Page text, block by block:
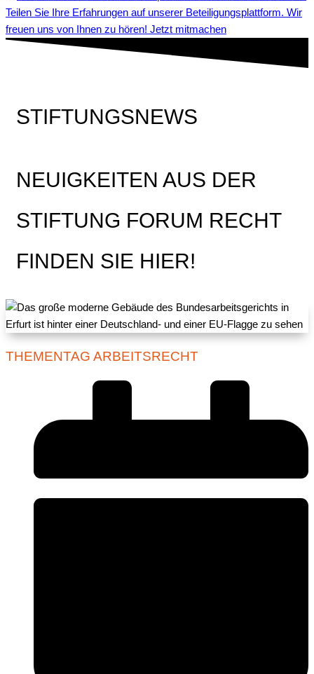
Teilen Sie Ihre Erfahrungen auf unserer Beteiligungsplattform. Wir
freuen uns von Ihnen zu hören! Jetzt mitmachen
STIFTUNGSNEWS
NEUIGKEITEN AUS DER
STIFTUNG FORUM RECHT
FINDEN SIE HIER!
THEMENTAG ARBEITSRECHT